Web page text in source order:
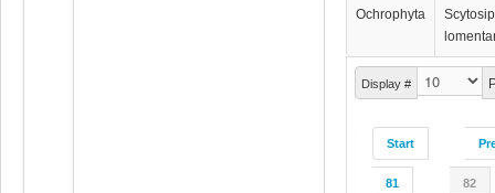
Display #
Start
81 82
Ochrophyta